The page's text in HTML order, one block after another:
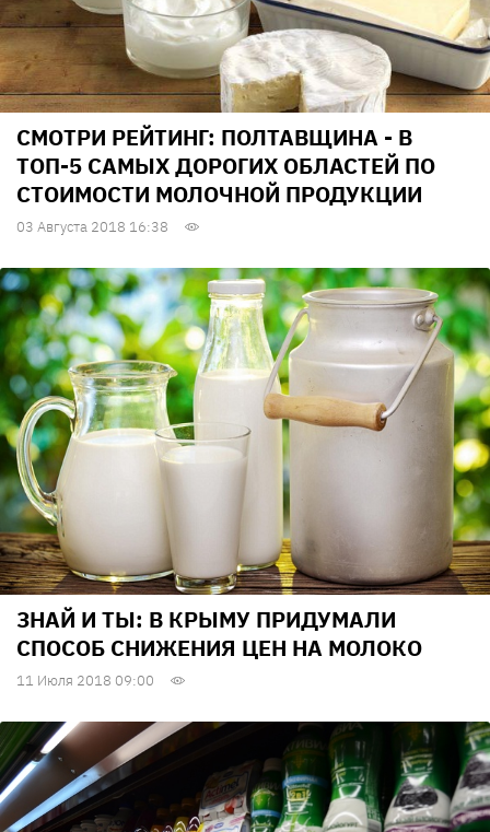
СМОТРИ РЕЙТИНГ: ПОЛТАВЩИНА - В
ТОП-5 САМЫХ ДОРОГИХ ОБЛАСТЕЙ ПО
СТОИМОСТИ МОЛОЧНОЙ ПРОДУКЦИИ
03 Августа 2018 16:38
ЗНАЙ И ТЫ: В КРЫМУ ПРИДУМАЛИ
СПОСОБ СНИЖЕНИЯ ЦЕН НА МОЛОКО
11 Июля 2018 09:00